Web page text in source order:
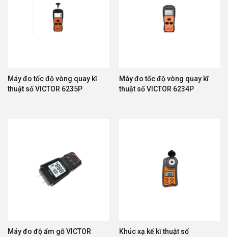
Máy đo tốc độ vòng quay kĩ
thuật số VICTOR 6235P
Máy đo tốc độ vòng quay kĩ
thuật số VICTOR 6234P
Máy đo độ ẩm gỗ VICTOR
Khúc xạ kế kĩ thuật số